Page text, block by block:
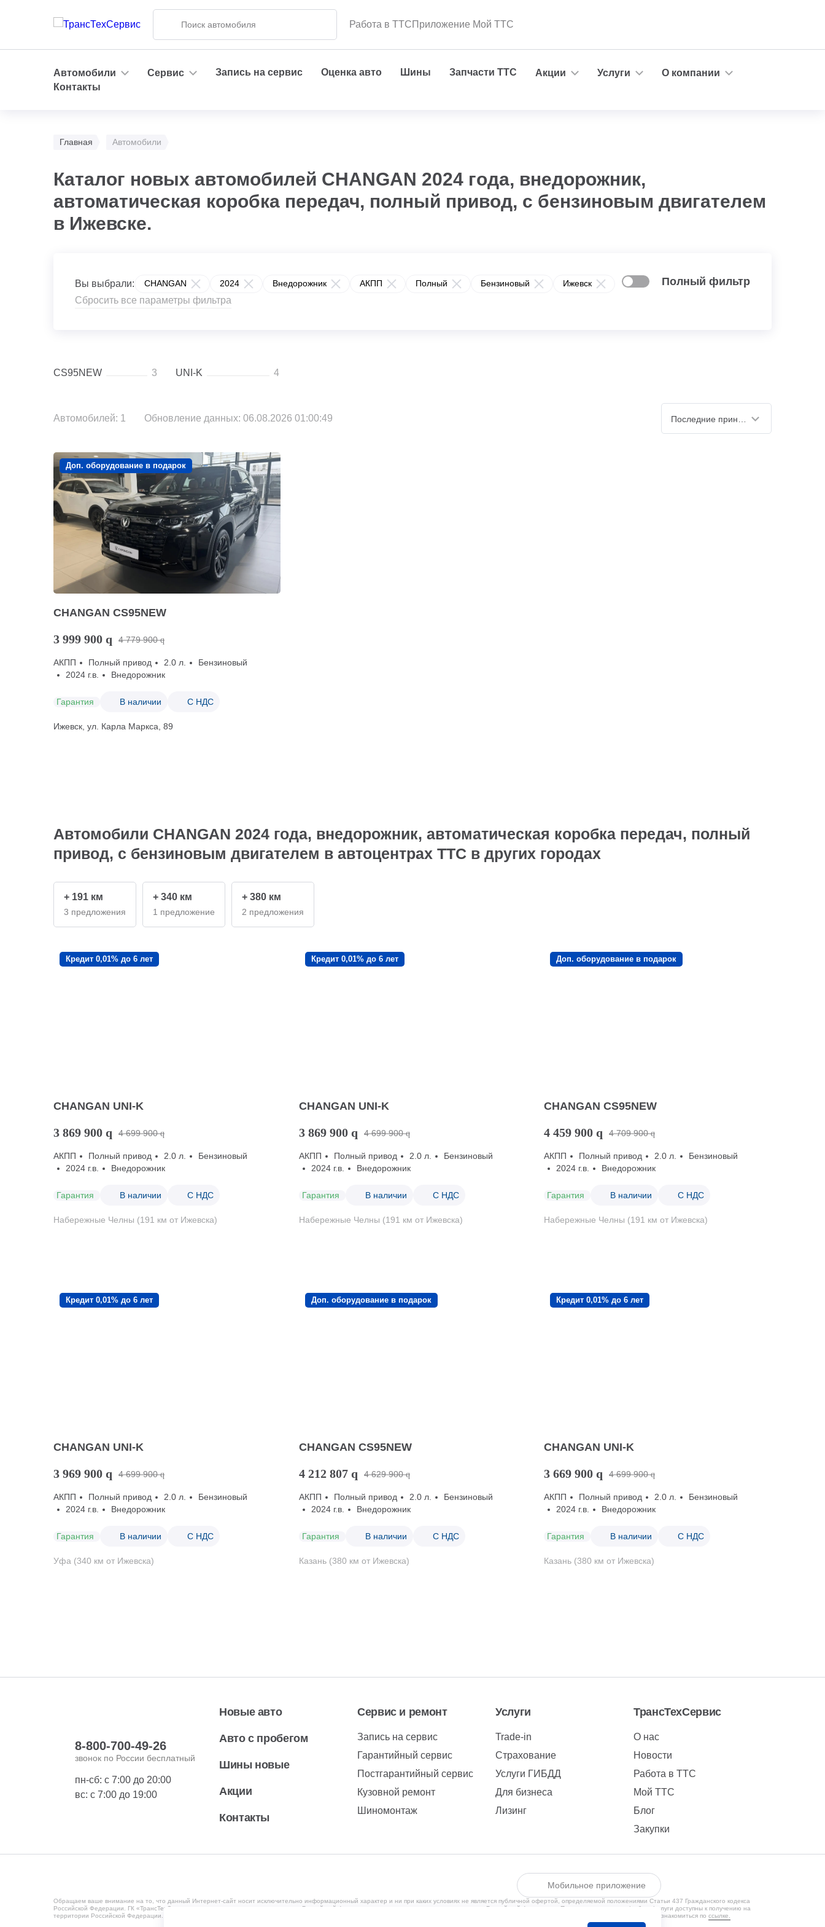
Работа в ТТСПриложение Мой ТТС
Автомобили Сервис Запись на сервис Оценка авто Шины Запчасти ТТС Акции Услуги
О компании
Контакты
Главная Автомобили
Каталог новых автомобилей CHANGAN 2024 года, внедорожник,
автоматическая коробка передач, полный привод, с бензиновым двигателем
в Ижевске.
Вы выбрали: CHANGAN 2024 Внедорожник АКПП Полный Бензиновый Ижевск
Сбросить все параметры фильтра
Полный фильтр
CS95NEW 3 UNI-K 4
Автомобилей: 1 Обновление данных: 06.08.2026 01:00:49
Доп. оборудование в подарок
CHANGAN CS95NEW
3 999 900 q 4 779 900 q
АКПП Полный привод 2.0 л.
Бензиновый
2024 г.в.
Внедорожник
Гарантия В наличии С НДС
Ижевск, ул. Карла Маркса, 89
Автомобили CHANGAN 2024 года, внедорожник, автоматическая коробка передач, полный
привод, с бензиновым двигателем в автоцентрах ТТС в других городах
+ 191 км
3 предложения
+ 340 км
1 предложение
+ 380 км
2 предложения
Кредит 0,01% до 6 лет
CHANGAN UNI-K
3 869 900 q 4 699 900 q
АКПП Полный привод 2.0 л.
Бензиновый
2024 г.в.
Внедорожник
Гарантия В наличии С НДС
Набережные Челны (191 км от Ижевска)
Кредит 0,01% до 6 лет
CHANGAN UNI-K
3 869 900 q 4 699 900 q
АКПП Полный привод 2.0 л.
Бензиновый
2024 г.в.
Внедорожник
Гарантия В наличии С НДС
Набережные Челны (191 км от Ижевска)
Доп. оборудование в подарок
CHANGAN CS95NEW
4 459 900 q 4 709 900 q
АКПП Полный привод 2.0 л.
Бензиновый
2024 г.в.
Внедорожник
Гарантия В наличии С НДС
Набережные Челны (191 км от Ижевска)
Кредит 0,01% до 6 лет
CHANGAN UNI-K
3 969 900 q 4 699 900 q
АКПП Полный привод 2.0 л.
Бензиновый
2024 г.в.
Внедорожник
Гарантия В наличии С НДС
Уфа (340 км от Ижевска)
Доп. оборудование в подарок
CHANGAN CS95NEW
4 212 807 q 4 629 900 q
АКПП Полный привод 2.0 л.
Бензиновый
2024 г.в.
Внедорожник
Гарантия В наличии С НДС
Казань (380 км от Ижевска)
Кредит 0,01% до 6 лет
CHANGAN UNI-K
3 669 900 q 4 699 900 q
АКПП Полный привод 2.0 л.
Бензиновый
2024 г.в.
Внедорожник
Гарантия В наличии С НДС
Казань (380 км от Ижевска)
8-800-700-49-26
звонок по России бесплатный
пн-сб: с 7:00 до 20:00
вс: с 7:00 до 19:00
Новые авто
Авто с пробегом
Шины новые
Акции
Контакты
Сервис и ремонт
Запись на сервис
Гарантийный сервис
Постгарантийный сервис
Кузовной ремонт
Шиномонтаж
Услуги
Trade-in
Страхование
Услуги ГИБДД
Для бизнеса
Лизинг
ТрансТехСервис
О нас
Новости
Работа в ТТС
Мой ТТС
Блог
Закупки
Мобильное приложение
Обращаем ваше внимание на то, что данный Интернет-сайт носит исключительно информационный характер и ни при каких условиях не является публичной офертой, определяемой положениями Статьи 437 Гражданского кодекса
Российской Федерации. ГК «ТрансТехСервис» ведет деятельность на территории Российской Федерации в соответствии с законодательством Российской Федерации. Предлагаемые товары/работы/услуги доступны к получению на
территории Российской Федерации. Мониторинг потребительского поведения субъектов находящихся за пределами Российской Федерации, не ведется. С политикой конфиденциальности Вы можете ознакомиться по ссылке.